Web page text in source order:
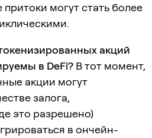
могут стать более
акций
в DeFi? В тот момент,
акции могут
залога,
это разрешено)
в ончейн-